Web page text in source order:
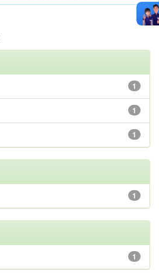
1
1
1
1
1